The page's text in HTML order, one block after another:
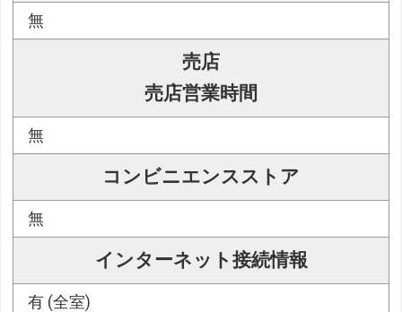
無
売店
売店営業時間
無
コンビニエンスストア
無
インターネット接続情報
有 (全室)